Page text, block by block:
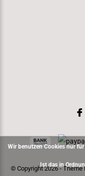
© Copyright2026- Theme
Wir benutzen Cookies nur
Ist das in